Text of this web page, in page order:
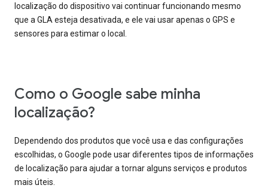
localização do dispositivo vai continuar funcionando mesmo
que a GLA esteja desativada, e ele vai usar apenas o GPS e
sensores para estimar o local.
Como o Google sabe minha
localização?
Dependendo dos produtos que você usa e das configurações
escolhidas, o Google pode usar diferentes tipos de informações
de localização para ajudar a tornar alguns serviços e produtos
mais úteis.